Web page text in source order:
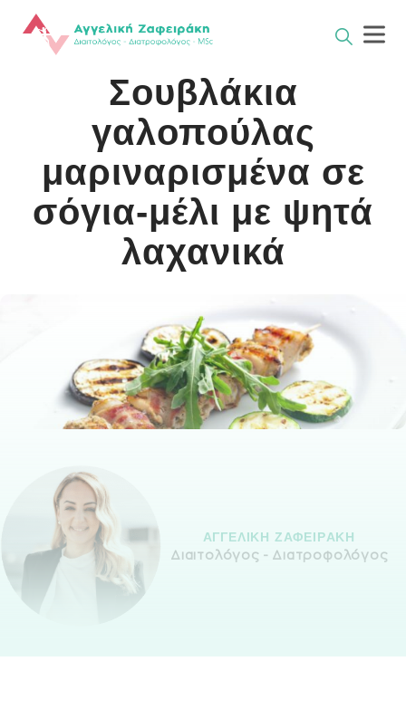
Σουβλάκια
γαλοπούλας
μαριναρισμένα σε
σόγια-μέλι με ψητά
λαχανικά
ΑΓΓΕΛΙΚH ΖΑΦΕΙΡAΚΗ
Διαιτολόγος - Διατροφολόγος